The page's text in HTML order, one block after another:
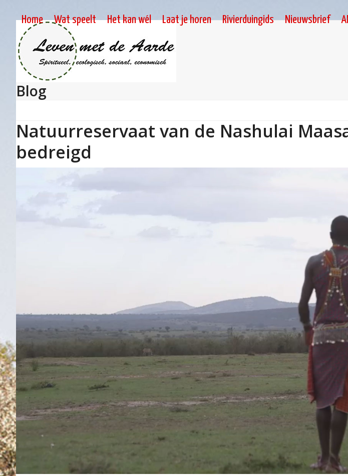
content
Home Wat speelt Het kan wél Laat je horen Rivierduingids Nieuwsbrief
Blog
Natuurreservaat van de Nashulai
bedreigd